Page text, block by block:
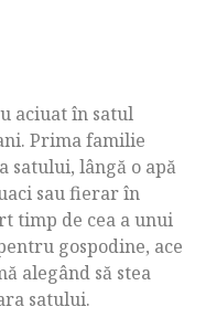
aciuat în satul
Prima familie
satului, lângă o apă
sau fierar în
timp de cea a unui
gospodine, ace
alegând să stea
satului.